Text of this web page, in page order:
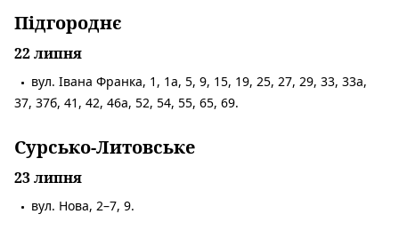
Підгороднє
22 липня
вул. Івана Франка, 1, 1а, 5, 9, 15, 19, 25, 27, 29, 33, 33а,
37, 37б, 41, 42, 46а, 52, 54, 55, 65, 69.
Сурсько-Литовське
23 липня
вул. Нова, 2–7, 9.